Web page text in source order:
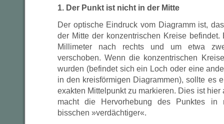
1. Der Punkt ist nicht in der Mitte
Der optische Eindruck vom Diagramm ist,
der Mitte der konzentrischen Kreise
Millimeter nach rechts und um etwa
verschoben. Wenn die konzentrischen
wurden (befindet sich ein Loch oder eine
in den kreisförmigen Diagrammen), sollte es
exakten Mittelpunkt zu markieren. Dies ist
macht die Hervorhebung des Punktes in
bisschen »verdächtiger«.